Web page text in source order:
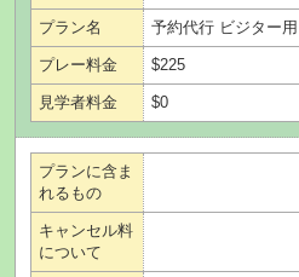
プラン名 予約代行 ビジター用
プレー料金 $225
見学者料金 $0
プランに含ま
れるもの
キャンセル料
について